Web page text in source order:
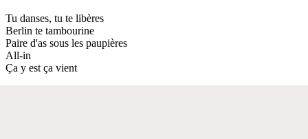
Tu danses, tu te libères
Berlin te tambourine
Paire d'as sous les paupières
All-in
Ça y est ça vient